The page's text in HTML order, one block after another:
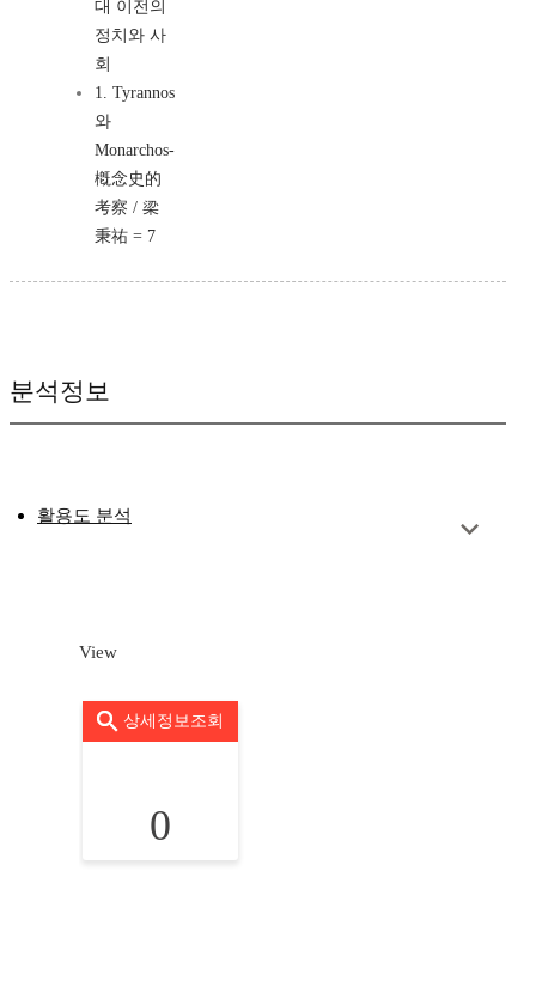
대 이전의
정치와 사
회
1. Tyrannos
와
Monarchos-
槪念史的
考察 / 梁
秉祐 = 7
분석정보
활용도 분석
View
상세정보조회
0